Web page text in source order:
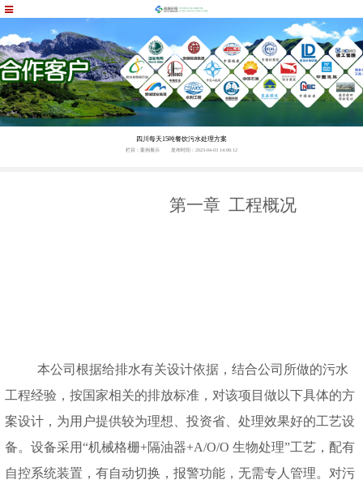
四川每天15吨餐饮污水处理方案
栏目：案例展示 发布时间：2023-04-03 14:06:12
第一章 工程概况
本公司根据给排水有关设计依据，结合公司所做的污水
工程经验，按国家相关的排放标准，对该项目做以下具体的方
案设计，为用户提供较为理想、投资省、处理效果好的工艺设
备。设备采用“机械格栅+隔油器+A/O/O 生物处理”工艺，配有
自控系统装置，有自动切换，报警功能，无需专人管理。对污